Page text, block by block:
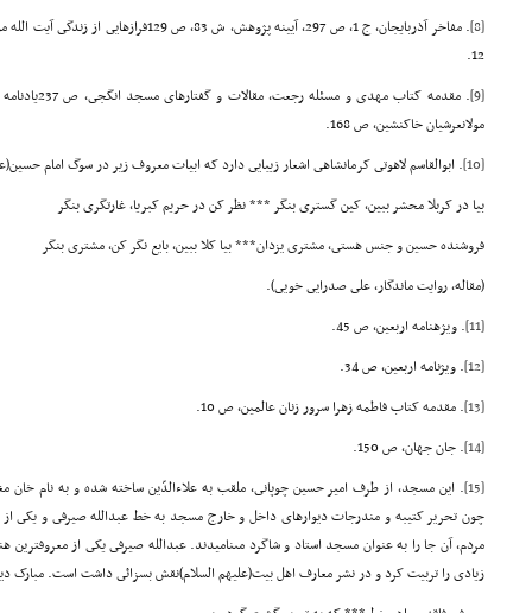
[8]
12.
[9]
مولانعرشیان خاکنشین، ص 168.
[10]
. ابوالقاسم لاهوتى کرمانشاهى اشعار زیبایى دارد که ابیات معروف زیر در سوگ امام
بیا در کربلا محشر ببین، کین گسترى بنگر *** نظر کن در حریم کبریا، غارتگرى بنگر
فروشنده حسین و جنس هستى، مشترى یزدان*** بیا کلا ببین، بایع نگر کن، مشترى بنگر
(مقاله، روایت ماندگار، على صدرایى خویى).
[11]
. ویژهنامه اربعین، ص 45.
[12]
. ویژنامه اربعین، ص 34.
[13]
. مقدمه کتاب فاطمه زهرا سرور زنان عالمین، ص 10.
[14]
. جان جهان، ص 150.
[15]
. این مسجد، از طرف امیر حسین چوپانى، ملقب به علاءالدّین ساخته شده و به نام خان
چون تحریر کتیبه و مندرجات دیوارهاى داخل و خارج مسجد به خط عبدالله صیرفى و یکى
مردم، آن جا را به عنوان مسجد استاد و شاگرد مىنامیدند. عبدالله صیرفى یکى از
زیادى را تربیت کرد و در نشر معارف اهل بیت(علیهم السلام)نقش بسزائى داشت است.